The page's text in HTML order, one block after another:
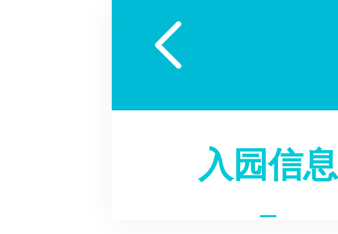

入园信息